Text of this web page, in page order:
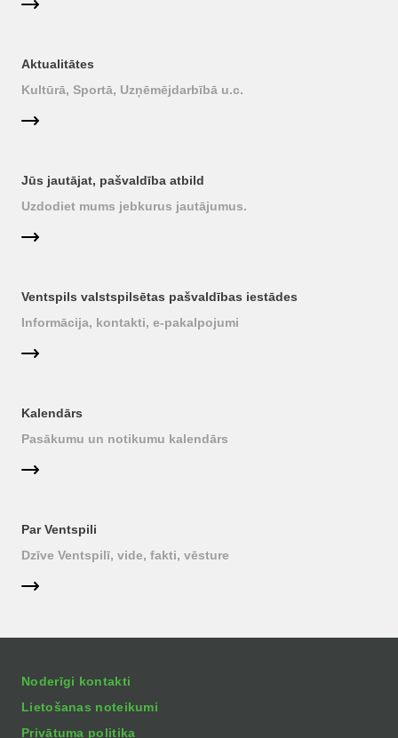
Aktualitātes
Kultūrā, Sportā, Uzņēmējdarbībā u.c.
Jūs jautājat, pašvaldība atbild
Uzdodiet mums jebkurus jautājumus.
Ventspils valstspilsētas pašvaldības iestādes
Informācija, kontakti, e-pakalpojumi
Kalendārs
Pasākumu un notikumu kalendārs
Par Ventspili
Dzīve Ventspilī, vide, fakti, vēsture
Noderīgi kontakti
Lietošanas noteikumi
Privātuma politika